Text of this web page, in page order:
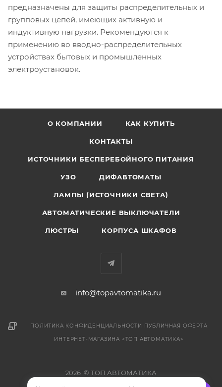
предназначены для защиты распределительных и
групповых цепей, имеющих активную и
индуктивную нагрузки. Рекомендуются к
применению во вводно-распределительных
устройствах бытовых и промышленных
электроустановок.
О КОМПАНИИ КАК КУПИТЬ
КОНТАКТЫ
ИСТОЧНИКИ БЕСПЕРЕБОЙНОГО ПИТАНИЯ
УЗО ДИФАВТОМАТЫ
ЛАМПЫ (ИСТОЧНИКИ СВЕТА)
АВТОМАТИЧЕСКИЕ ВЫКЛЮЧАТЕЛИ
ЛЮСТРЫ КОРПУСА ШКАФОВ
info@topavtomatika.ru
ПОЛИТИКА КОНФИДЕНЦИАЛЬНОСТИ ПУБЛИЧНАЯ ОФЕРТА
ИНТЕРНЕТ-МАГАЗИНА <ТОП АВТОМАТИКА>
2026 © ТОП АВТОМАТИКА